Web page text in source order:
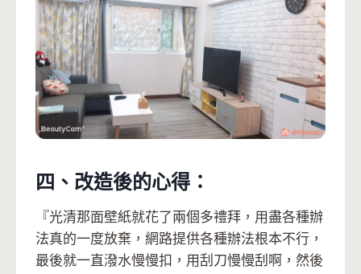
四、改造後的心得：
『光清那面壁紙就花了兩個多禮拜，用盡各種辦
法真的一度放棄，網路提供各種辦法根本不行，
最後就一直潑水慢慢扣，用刮刀慢慢刮啊，然後